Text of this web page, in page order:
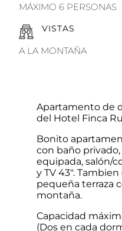
MÁXIMO 6 PERSONAS
VISTAS
A LA MONTAÑA
Apartamento de
del Hotel Finca
Bonito
con baño
equipada, salón/
y TV 43″.
pequeña terraza
montaña.
Capacidad
(Dos en cada